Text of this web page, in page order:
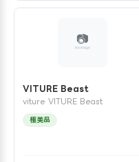
VITURE Beast
viture VITURE Beast
極美品